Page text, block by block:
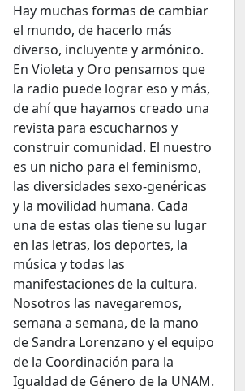
Hay muchas formas de cambiar
el mundo, de hacerlo más
diverso, incluyente y armónico.
En Violeta y Oro pensamos que
la radio puede lograr eso y más,
de ahí que hayamos creado una
revista para escucharnos y
construir comunidad. El nuestro
es un nicho para el feminismo,
las diversidades sexo-genéricas
y la movilidad humana. Cada
una de estas olas tiene su lugar
en las letras, los deportes, la
música y todas las
manifestaciones de la cultura.
Nosotros las navegaremos,
semana a semana, de la mano
de Sandra Lorenzano y el equipo
de la Coordinación para la
Igualdad de Género de la UNAM.